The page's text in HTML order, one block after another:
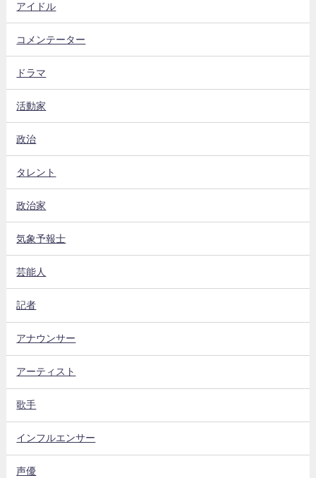
アイドル
コメンテーター
ドラマ
活動家
政治
タレント
政治家
気象予報士
芸能人
記者
アナウンサー
アーティスト
歌手
インフルエンサー
声優